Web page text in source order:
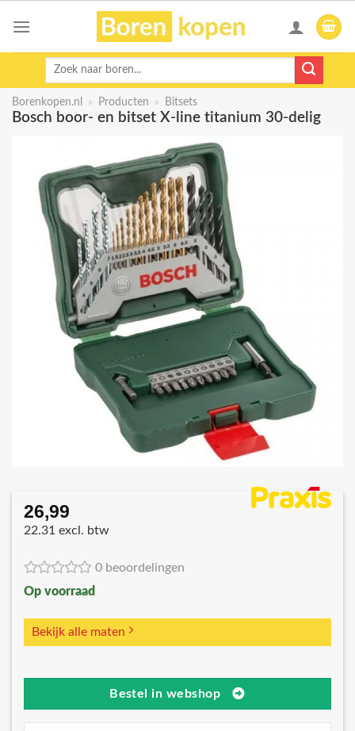
Zoeken
Borenkopen.nl » Producten » Bitsets
Bosch boor- en bitset X-line titanium 30-delig
26,99
22.31 excl. btw
0 beoordelingen
Op voorraad
Bekijk alle maten
Bestel in webshop